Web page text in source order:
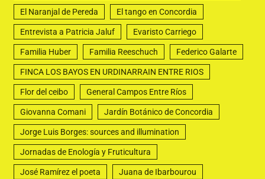
El Naranjal de Pereda El tango en Concordia
Entrevista a Patricia Jaluf Evaristo Carriego
Familia Huber Familia Reeschuch Federico Galarte
FINCA LOS BAYOS EN URDINARRAIN ENTRE RIOS
Flor del ceibo General Campos Entre Ríos
Giovanna Comani Jardín Botánico de Concordia
Jorge Luis Borges: sources and illumination
Jornadas de Enología y Fruticultura
José Ramírez el poeta Juana de Ibarbourou